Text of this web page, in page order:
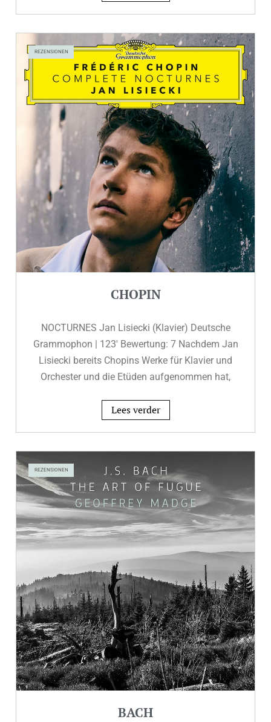
REZENSIONEN
CHOPIN
NOCTURNES Jan Lisiecki (Klavier) Deutsche
Grammophon | 123′ Bewertung: 7 Nachdem Jan
Lisiecki bereits Chopins Werke für Klavier und
Orchester und die Etüden aufgenommen hat,
Lees verder
REZENSIONEN
BACH